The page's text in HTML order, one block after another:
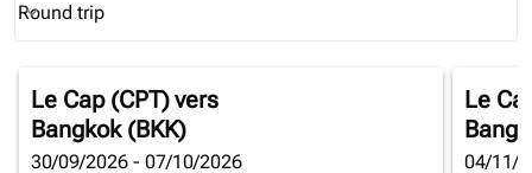
Journey Types option Round trip Selected
Round trip
keyboard_arrow_down
Le Cap (CPT)vers
Bangkok (BKK)
30/09/2026 - 07/10/2026
Le
04/11/